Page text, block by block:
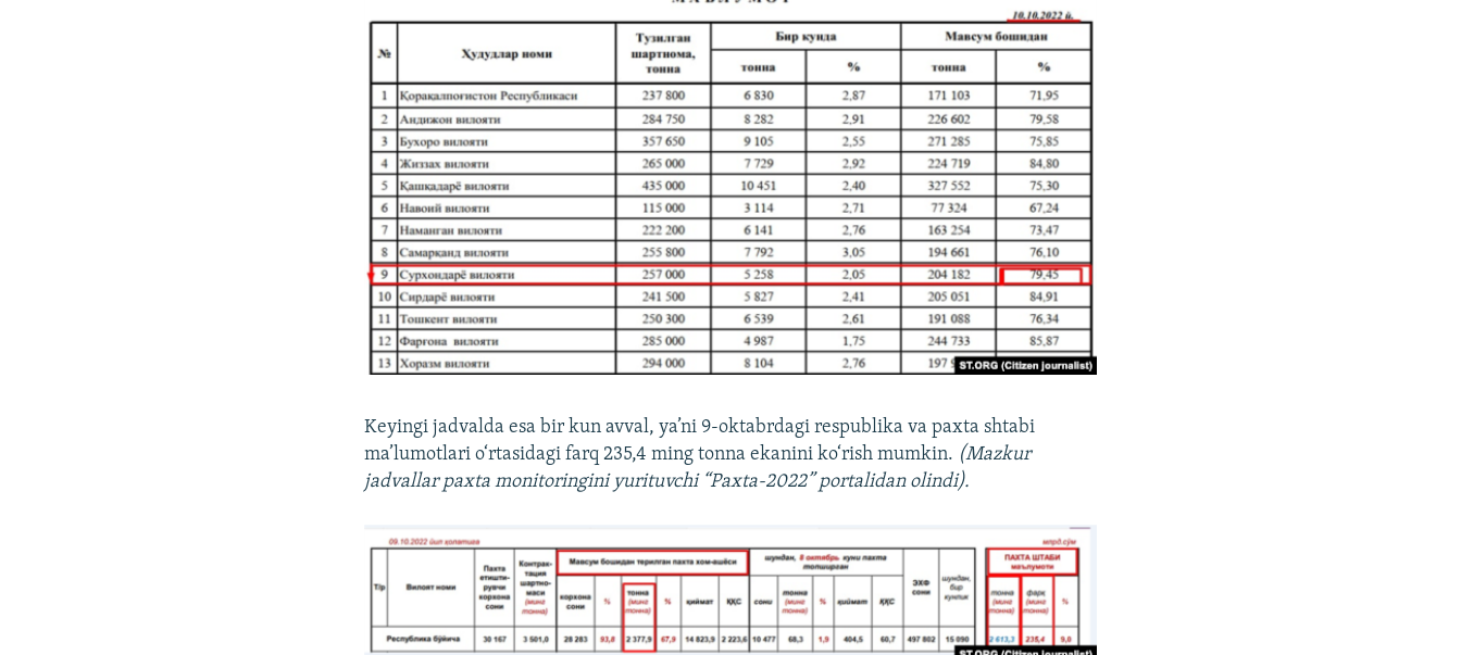
Keyingi jadvalda esa bir kun avval, ya’ni 9-oktabrdagi respublika va paxta shtabi
ma’lumotlari o‘rtasidagi farq 235,4 ming tonna ekanini ko‘rish mumkin. (Mazkur
jadvallar paxta monitoringini yurituvchi “Paxta-2022” portalidan olindi).